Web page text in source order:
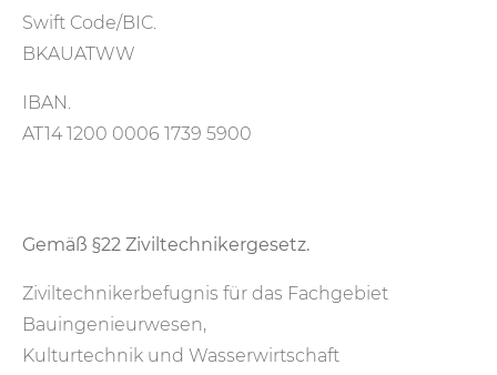
Swift Code/BIC.
BKAUATWW
IBAN.
AT14 1200 0006 1739 5900
Gemäß §22 Ziviltechnikergesetz.
Ziviltechnikerbefugnis für das Fachgebiet
Bauingenieurwesen,
Kulturtechnik und Wasserwirtschaft